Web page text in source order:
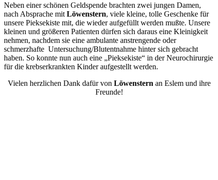
Neben einer schönen Geldspende brachten zwei jungen Damen,
nach Absprache mit Löwenstern, viele kleine, tolle Geschenke für
unsere Pieksekiste mit, die wieder aufgefüllt werden mußte. Unsere
kleinen und größeren Patienten dürfen sich daraus eine Kleinigkeit
nehmen, nachdem sie eine ambulante anstrengende oder
schmerzhafte Untersuchung/Blutentnahme hinter sich gebracht
haben. So konnte nun auch eine „Pieksekiste“ in der Neurochirurgie
für die krebserkrankten Kinder aufgestellt werden.
Vielen herzlichen Dank dafür von Löwenstern an Eslem und ihre
Freunde!